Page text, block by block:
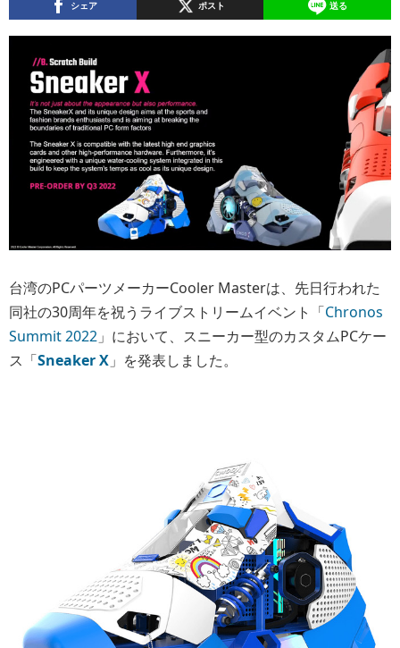
シェア ポスト 送る
台湾のPCパーツメーカーCooler Masterは、先日行われた
同社の30周年を祝うライブストリームイベント「Chronos
Summit 2022 」において、スニーカー型のカスタムPCケー
ス「Sneaker X 」を発表しました。